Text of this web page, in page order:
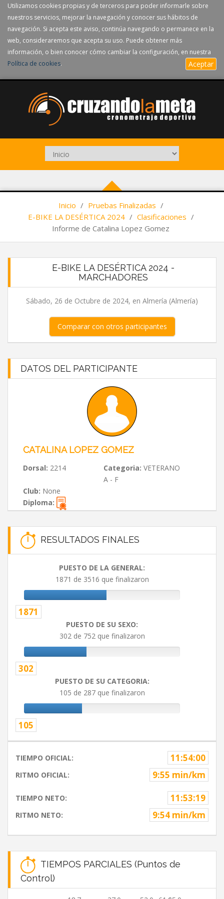
Utilizamos cookies propias y de terceros para poder informarle sobre
nuestros servicios, mejorar la navegación y conocer sus hábitos de
navegación. Si acepta este aviso, continúa navegando o permanece en la
web, consideraremos que acepta su uso. Puede obtener más
información, o bien conocer cómo cambiar la configuración, en nuestra
Política de cookies. Aceptar
Inicio / Pruebas Finalizadas /
E-BIKE LA DESÉRTICA 2024 / Clasificaciones /
Informe de Catalina Lopez Gomez
E-BIKE LA DESÉRTICA 2024 -
MARCHADORES
Sábado, 26 de Octubre de 2024, en Almería (Almería)
Comparar con otros participantes
DATOS DEL PARTICIPANTE
CATALINA LOPEZ GOMEZ
Dorsal: 2214 Categoria: VETERANO
A - F
Club: None
Diploma:
RESULTADOS FINALES
PUESTO DE LA GENERAL:
1871 de 3516 que finalizaron
1871
PUESTO DE SU SEXO:
302 de 752 que finalizaron
302
PUESTO DE SU CATEGORIA:
105 de 287 que finalizaron
105
TIEMPO OFICIAL: 11:54:00
RITMO OFICIAL: 9:55 min/km
TIEMPO NETO: 11:53:19
RITMO NETO: 9:54 min/km
TIEMPOS PARCIALES (Puntos de
Control)